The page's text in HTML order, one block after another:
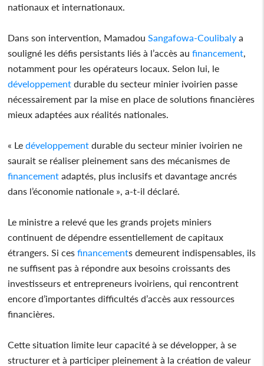
nationaux et internationaux.
Dans son intervention, Mamadou Sangafowa-Coulibaly a
souligné les défis persistants liés à l’accès au financement
notamment pour les opérateurs locaux. Selon lui, le
développement durable du secteur minier ivoirien passe
nécessairement par la mise en place de solutions financières
mieux adaptées aux réalités nationales.
« Le développement durable du secteur minier ivoirien ne
saurait se réaliser pleinement sans des mécanismes de
financement adaptés, plus inclusifs et davantage ancrés
dans l’économie nationale », a-t-il déclaré.
Le ministre a relevé que les grands projets miniers
continuent de dépendre essentiellement de capitaux
étrangers. Si ces financements demeurent indispensables, ils
ne suffisent pas à répondre aux besoins croissants des
investisseurs et entrepreneurs ivoiriens, qui rencontrent
encore d’importantes difficultés d’accès aux ressources
financières.
Cette situation limite leur capacité à se développer, à se
structurer et à participer pleinement à la création de valeur